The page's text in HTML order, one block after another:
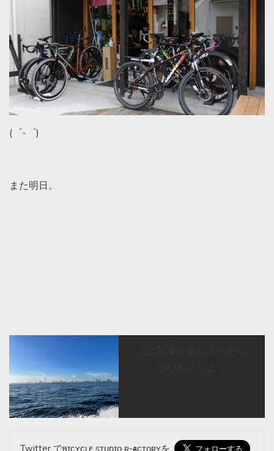
(゜-゜)
また明日。
Twitter でʙɪᴄʏᴄʟᴇ sᴛᴜᴅɪᴏ ʀ-ғᴀᴄᴛᴏʀʏを